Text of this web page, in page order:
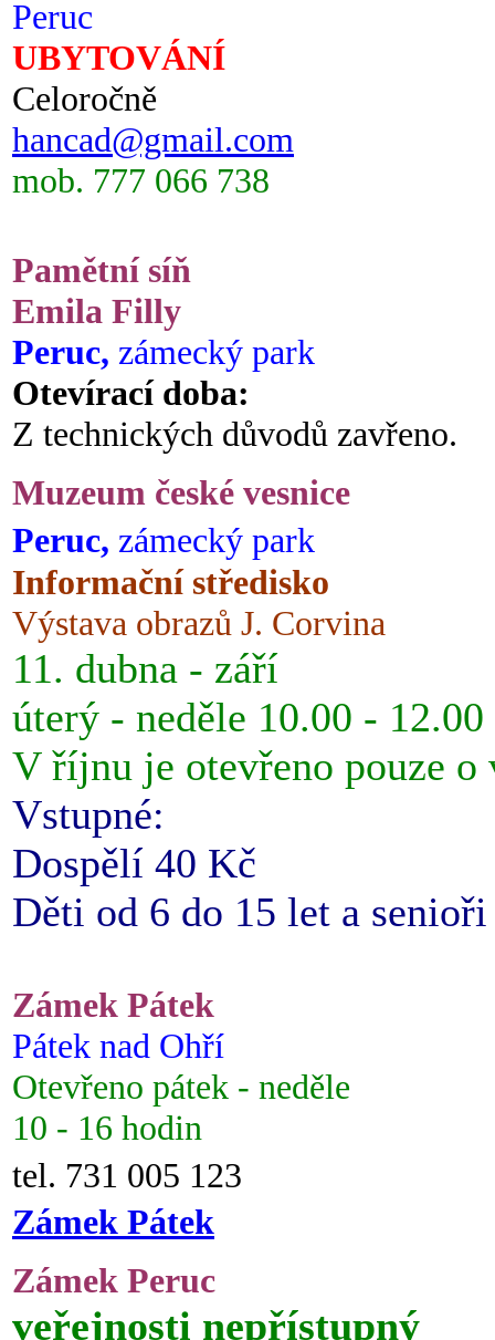
Peruc
UBYTOVÁNÍ
Celoročně
hancad@gmail.com
mob. 777 066 738
Pamětní síň
Emila Filly
Peruc, zámecký park
Otevírací doba:
Z technických důvodů zavřeno.
Muzeum české vesnice
Peruc, zámecký park
Informační středisko
Výstava obrazů J. Corvina
11. dubna - září
úterý - neděle 10.00 -
V říjnu je otevřeno pouze o
Vstupné:
Dospělí 40 Kč
Děti od 6 do 15 let a
Zámek Pátek
Pátek nad Ohří
Otevřeno pátek - neděle
10 - 16 hodin
tel. 731 005 123
Zámek Pátek
Zámek Peruc
veřejnosti nepřístupný